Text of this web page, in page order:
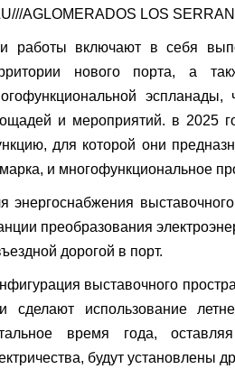
AGLOMERADOS LOS
работы включают в себя
нового порта, а
и мероприятий. в 2025
для которой они
и многофункциональное
энергоснабжения
преобразования
дорогой в порт.
выставочного
сделают использование
время года,
будут установлены